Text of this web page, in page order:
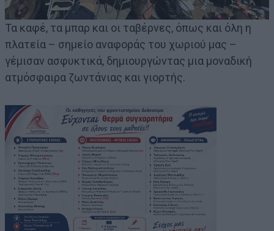
Τα καφέ, τα μπαρ και οι ταβέρνες, όπως και όλη η
πλατεία – σημείο αναφοράς του χωριού μας –
γέμισαν ασφυκτικά, δημιουργώντας μια μοναδική
ατμόσφαιρα ζωντάνιας και γιορτής.